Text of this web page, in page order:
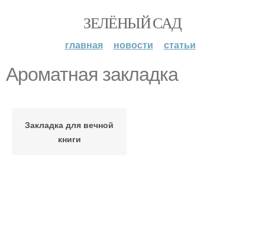
ЗЕЛЁНЫЙ САД
главная новости статьи
Ароматная закладка
Закладка для вечной
книги